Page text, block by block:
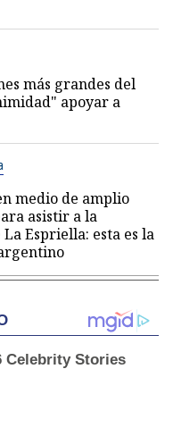
más grandes del
apoyar a
medio de amplio
asistir a la
Espriella: esta es la